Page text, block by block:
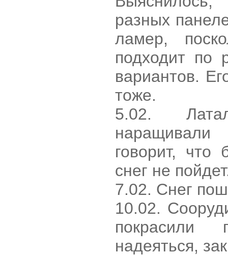
разных
ламер,
подходит по
вариантов.
тоже.
5.02.
говорит, что
снег не
7.02. Снег
10.02.
надеяться,